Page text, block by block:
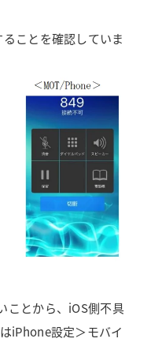
ことを確認していま
ことから、iOS側不具
iPhone設定＞モバイ